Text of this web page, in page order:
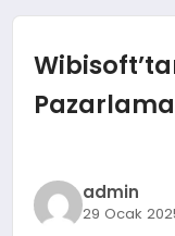
SAĞLIK
TEKNOLOJI
DÜNYA
admin
29 Ocak